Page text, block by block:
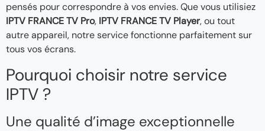
pensés pour correspondre à vos envies. Que vous utilisiez
IPTV FRANCE TV Pro, IPTV FRANCE TV Player, ou tout
autre appareil, notre service fonctionne parfaitement sur
tous vos écrans.
Pourquoi choisir notre service
IPTV ?
Une qualité d’image exceptionnelle